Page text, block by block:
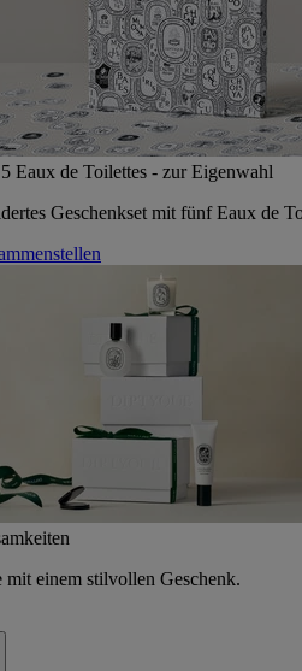
Eaux de Toilettes - zur Eigenwahl
Geschenkset mit fünf Eaux de
mit einem stilvollen Geschenk.